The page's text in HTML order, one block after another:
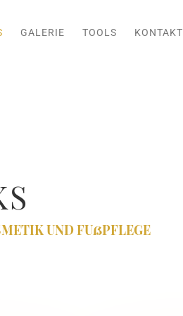
GALERIE TOOLS KONTAKT
UND FUßPFLEGE